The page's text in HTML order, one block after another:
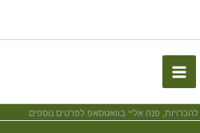
פנה אליי בוואטסאפ לפרטים נוספים